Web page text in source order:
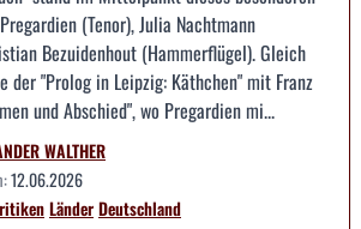
(Tenor), Julia Nachtmann
Bezuidenhout (Hammerflügel). Gleich
der "Prolog in Leipzig: Käthchen" mit Franz
und Abschied", wo Pregardien mi...
WALTHER
12.06.2026
LänderDeutschland